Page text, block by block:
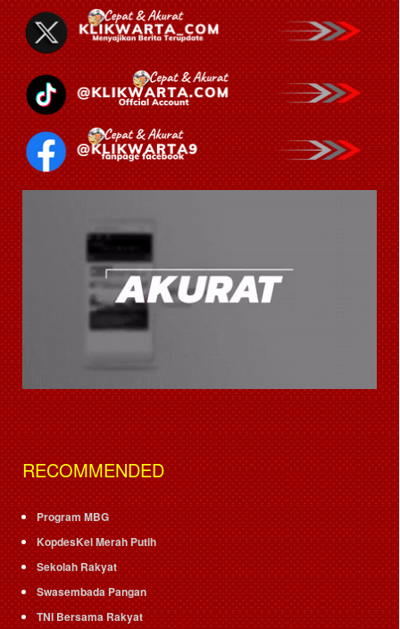
RECOMMENDED
Program MBG
KopdesKel Merah Putih
Sekolah Rakyat
Swasembada Pangan
TNI Bersama Rakyat